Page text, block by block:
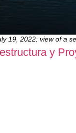
19, 2022: view of a
y